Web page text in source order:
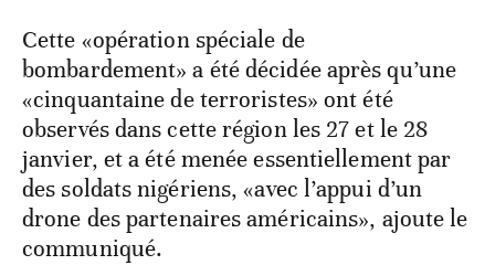
Cette «opération spéciale de
bombardement» a été décidée après qu’une
«cinquantaine de terroristes» ont été
observés dans cette région les 27 et le 28
janvier, et a été menée essentiellement par
des soldats nigériens, «avec l’appui d’un
drone des partenaires américains», ajoute le
communiqué.